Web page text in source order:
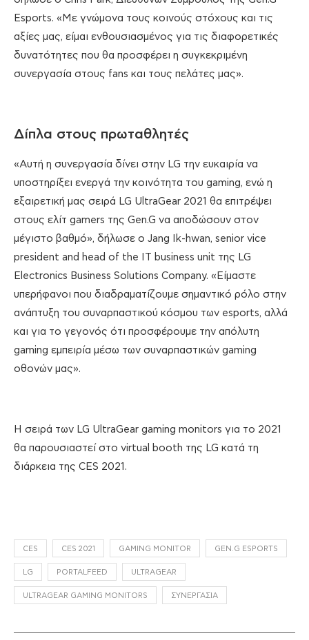
Esports. «Με γνώμονα τους κοινούς στόχους και τις
αξίες μας, είμαι ενθουσιασμένος για τις διαφορετικές
δυνατότητες που θα προσφέρει η συγκεκριμένη
συνεργασία στους fans και τους πελάτες μας».
Δίπλα στους πρωταθλητές
«Αυτή η συνεργασία δίνει στην LG την ευκαιρία να
υποστηρίξει ενεργά την κοινότητα του gaming, ενώ η
εξαιρετική μας σειρά LG UltraGear 2021 θα επιτρέψει
στους ελίτ gamers της Gen.G να αποδώσουν στον
μέγιστο βαθμό», δήλωσε ο Jang Ik-hwan, senior vice
president and head of the IT business unit της LG
Electronics Business Solutions Company. «Είμαστε
υπερήφανοι που διαδραματίζουμε σημαντικό ρόλο στην
ανάπτυξη του συναρπαστικού κόσμου των esports, αλλά
και για το γεγονός ότι προσφέρουμε την απόλυτη
gaming εμπειρία μέσω των συναρπαστικών gaming
οθονών μας».
Η σειρά των LG UltraGear gaming monitors για το 2021
θα παρουσιαστεί στο virtual booth της LG κατά τη
διάρκεια της CES 2021.
CES CES 2021 GAMING MONITOR GEN.G ESPORTS
LG PORTALFEED ULTRAGEAR
ULTRAGEAR GAMING MONITORS ΣΥΝΕΡΓΑΣΊΑ